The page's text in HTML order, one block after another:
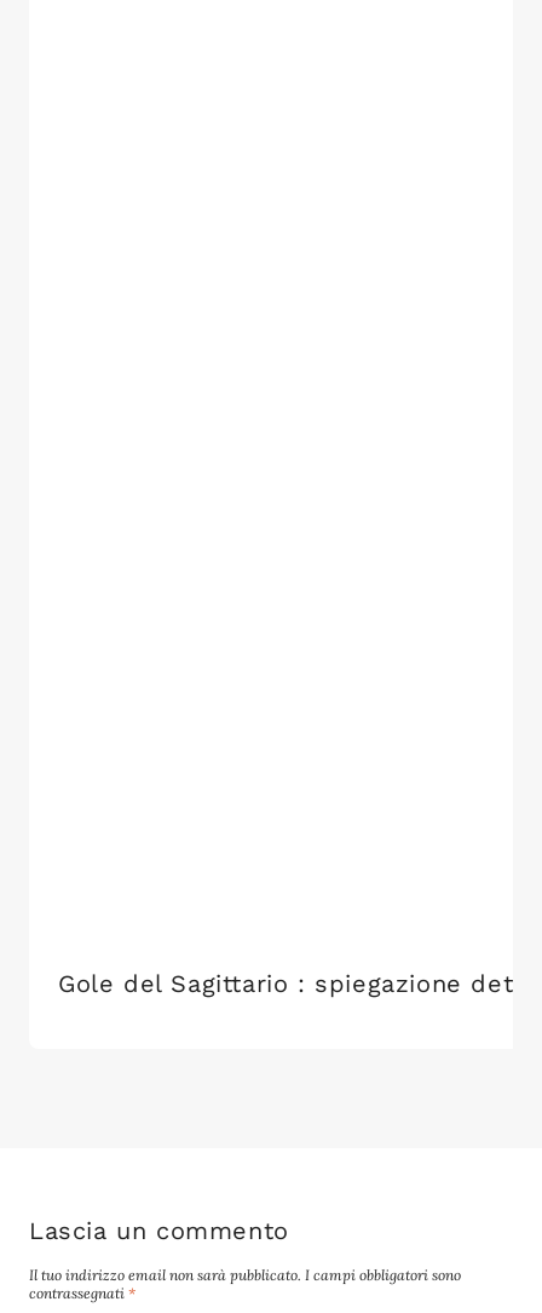
Gole del Sagittario : spiegazione
Lascia un commento
Il tuo indirizzo email non sarà pubblicato. I campi obbligatori sono
contrassegnati *